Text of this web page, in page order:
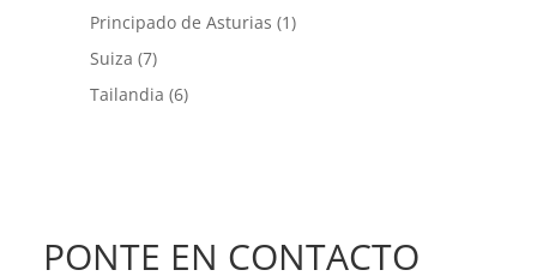
Principado de Asturias (1)
Suiza (7)
Tailandia (6)
PONTE EN CONTACTO